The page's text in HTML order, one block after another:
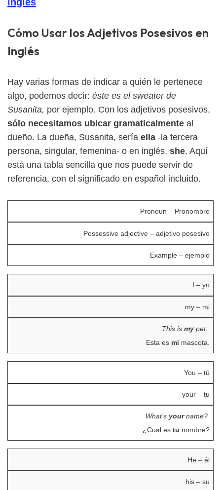
Cómo Usar los Adjetivos Posesivos en
Inglés
Hay varias formas de indicar a quién le pertenece
algo, podemos decir: éste es el sweater de
Susanita, por ejemplo. Con los adjetivos posesivos,
sólo necesitamos ubicar gramaticalmente al
dueño. La dueña, Susanita, sería ella -la tercera
persona, singular, femenina- o en inglés, she. Aquí
está una tabla sencilla que nos puede servir de
referencia, con el significado en español incluido.
Pronoun – Pronombre
Possessive adjective – adjetivo posesivo
Example – ejemplo
I – yo
my – mi
This is mypet.
Esta es mi mascota.
You – tú
your – tu
What’s yourname?
¿Cual es tu nombre?
He – él
his – su